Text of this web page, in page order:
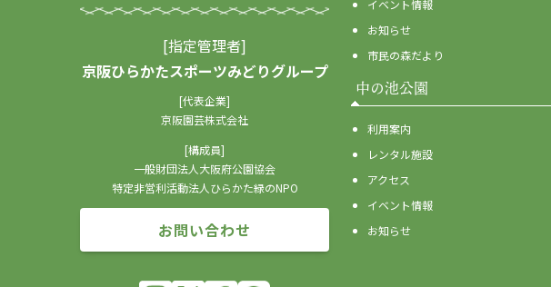
[指定管理者]
京阪ひらかたスポーツみどりグループ
[代表企業]
京阪園芸株式会社
[構成員]
一般財団法人大阪府公園協会
特定非営利活動法人ひらかた緑のNPO
お問い合わせ
イベント情報
お知らせ
市民の森だより
中の池公園
利用案内
レンタル施設
アクセス
イベント情報
お知らせ